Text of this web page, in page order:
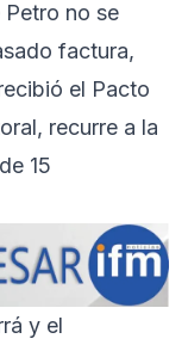
no se
factura,
el Pacto
recurre a la
15
y el